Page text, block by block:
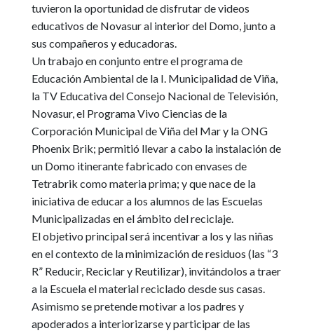
tuvieron la oportunidad de disfrutar de videos
educativos de Novasur al interior del Domo, junto a
sus compañeros y educadoras.
Un trabajo en conjunto entre el programa de
Educación Ambiental de la I. Municipalidad de Viña,
la TV Educativa del Consejo Nacional de Televisión,
Novasur, el Programa Vivo Ciencias de la
Corporación Municipal de Viña del Mar y la ONG
Phoenix Brik; permitió llevar a cabo la instalación de
un Domo itinerante fabricado con envases de
Tetrabrik como materia prima; y que nace de la
iniciativa de educar a los alumnos de las Escuelas
Municipalizadas en el ámbito del reciclaje.
El objetivo principal será incentivar a los y las niñas
en el contexto de la minimización de residuos (las “3
R” Reducir, Reciclar y Reutilizar), invitándolos a traer
a la Escuela el material reciclado desde sus casas.
Asimismo se pretende motivar a los padres y
apoderados a interiorizarse y participar de las